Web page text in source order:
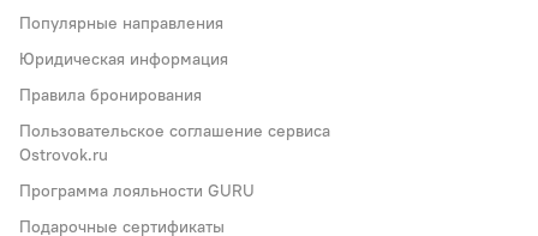
Популярные направления
Юридическая информация
Правила бронирования
Пользовательское соглашение сервиса
Ostrovok.ru
Программа лояльности GURU
Подарочные сертификаты